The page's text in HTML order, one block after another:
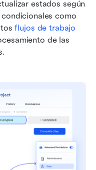
estados según
como
flujos de trabajo
de las